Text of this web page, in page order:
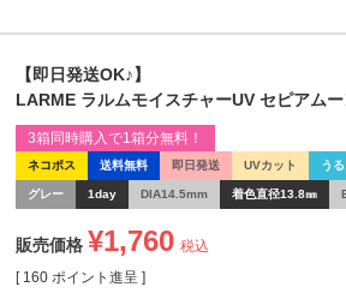
【即日発送OK♪】
LARME ラルムモイスチャーUV セピアム
ネコポス 送料無料 即日発送 UVカット う
グレー 1day DIA14.5mm 着色直径13.8㎜
3箱同時購入で1箱分無料！
販売価格 ¥1,760 税込
[ 160 ポイント進呈 ]